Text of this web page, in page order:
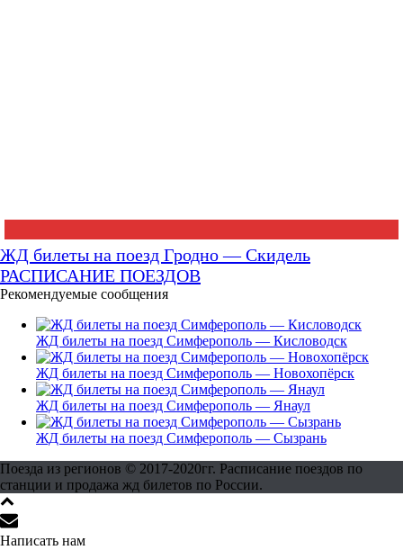
ЖД билеты на поезд Гродно — Скидель
РАСПИСАНИЕ ПОЕЗДОВ
Рекомендуемые сообщения
ЖД билеты на поезд Симферополь — Кисловодск
ЖД билеты на поезд Симферополь — Новохопёрск
ЖД билеты на поезд Симферополь — Янаул
ЖД билеты на поезд Симферополь — Сызрань
Поезда из регионов © 2017-2020гг. Расписание поездов по
станции и продажа жд билетов по России.
Написать нам